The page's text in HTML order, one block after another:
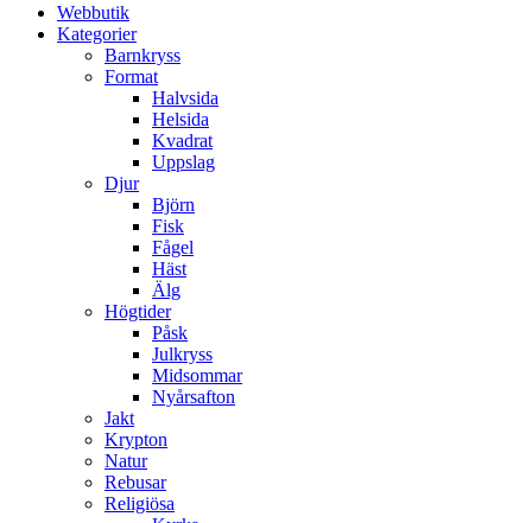
Webbutik
Kategorier
Barnkryss
Format
Halvsida
Helsida
Kvadrat
Uppslag
Djur
Björn
Fisk
Fågel
Häst
Älg
Högtider
Påsk
Julkryss
Midsommar
Nyårsafton
Jakt
Krypton
Natur
Rebusar
Religiösa